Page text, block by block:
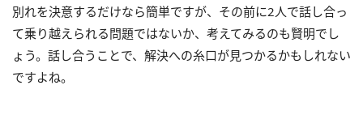
別れを決意するだけなら簡単ですが、その前に2人で話し合っ
て乗り越えられる問題ではないか、考えてみるのも賢明でし
ょう。話し合うことで、解決への糸口が見つかるかもしれない
ですよね。